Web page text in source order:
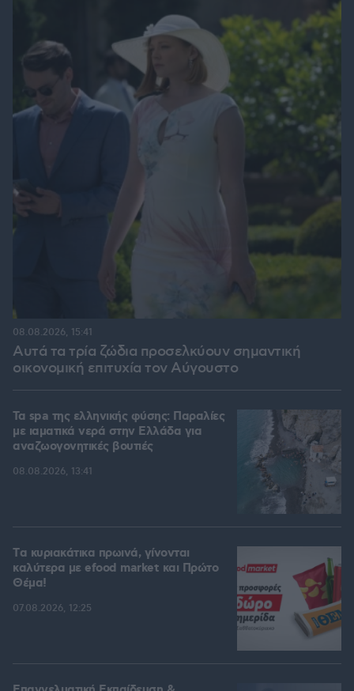
Αυτά τα τρία ζώδια προσελκύουν σημαντική
οικονομική επιτυχία τον Αύγουστο
08.08.2026, 15:41
Τα spa της ελληνικής φύσης: Παραλίες
με ιαματικά νερά στην Ελλάδα για
αναζωογονητικές βουτιές
08.08.2026, 13:41
Tα κυριακάτικα πρωινά, γίνονται
καλύτερα με efood market και Πρώτο
Θέμα!
07.08.2026, 12:25